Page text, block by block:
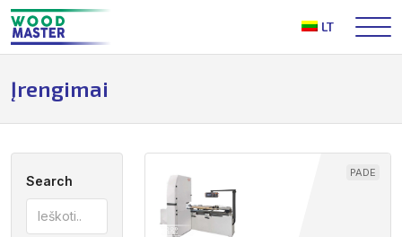
turinį
LT
Įrengimai
Search
PADE